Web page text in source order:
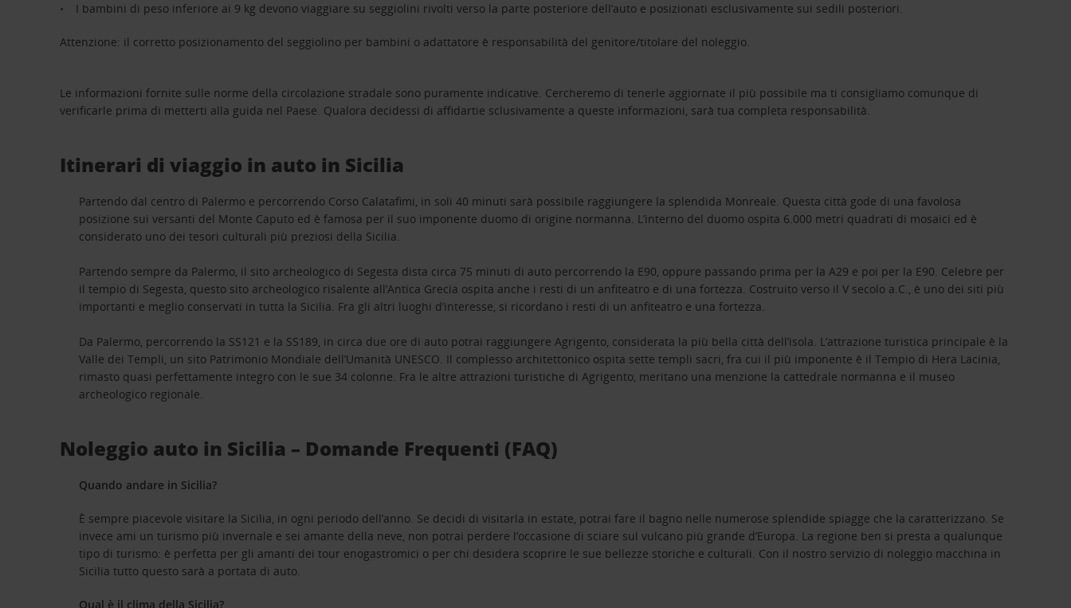
I bambini di peso inferiore ai 9 kg devono viaggiare su seggiolini rivolti verso la parte posteriore dell’auto e posizionati esclusivamente sui sedili posteriori.
Attenzione: il corretto posizionamento del seggiolino per bambini o adattatore è responsabilità del genitore/titolare del noleggio.
Le informazioni fornite sulle norme della circolazione stradale sono puramente indicative. Cercheremo di tenerle aggiornate il più possibile ma ti consigliamo comunque di
verificarle prima di metterti alla guida nel Paese. Qualora decidessi di affidartie sclusivamente a queste informazioni, sarà tua completa responsabilità.
Itinerari di viaggio in auto in Sicilia
Partendo dal centro di Palermo e percorrendo Corso Calatafimi, in soli 40 minuti sarà possibile raggiungere la splendida Monreale. Questa città gode di una favolosa
posizione sui versanti del Monte Caputo ed è famosa per il suo imponente duomo di origine normanna. L’interno del duomo ospita 6.000 metri quadrati di mosaici ed è
considerato uno dei tesori culturali più preziosi della Sicilia.
Partendo sempre da Palermo, il sito archeologico di Segesta dista circa 75 minuti di auto percorrendo la E90, oppure passando prima per la A29 e poi per la E90. Celebre per
il tempio di Segesta, questo sito archeologico risalente all’Antica Grecia ospita anche i resti di un anfiteatro e di una fortezza. Costruito verso il V secolo a.C., è uno dei siti più
importanti e meglio conservati in tutta la Sicilia. Fra gli altri luoghi d’interesse, si ricordano i resti di un anfiteatro e una fortezza.
Da Palermo, percorrendo la SS121 e la SS189, in circa due ore di auto potrai raggiungere Agrigento, considerata la più bella città dell’isola. L’attrazione turistica principale è la
Valle dei Templi, un sito Patrimonio Mondiale dell’Umanità UNESCO. Il complesso architettonico ospita sette templi sacri, fra cui il più imponente è il Tempio di Hera Lacinia,
rimasto quasi perfettamente integro con le sue 34 colonne. Fra le altre attrazioni turistiche di Agrigento, meritano una menzione la cattedrale normanna e il museo
archeologico regionale.
Noleggio auto in Sicilia – Domande Frequenti (FAQ)
Quando andare in Sicilia?
È sempre piacevole visitare la Sicilia, in ogni periodo dell’anno. Se decidi di visitarla in estate, potrai fare il bagno nelle numerose splendide spiagge che la caratterizzano. Se
invece ami un turismo più invernale e sei amante della neve, non potrai perdere l’occasione di sciare sul vulcano più grande d’Europa. La regione ben si presta a qualunque
tipo di turismo: è perfetta per gli amanti dei tour enogastromici o per chi desidera scoprire le sue bellezze storiche e culturali. Con il nostro servizio di noleggio macchina in
Sicilia tutto questo sarà a portata di auto.
Qual è il clima della Sicilia?